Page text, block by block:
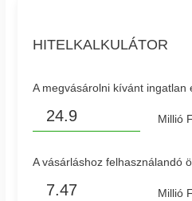
HITELKALKULÁTOR
A megvásárolni kívánt ingatlan
Millió
A vásárláshoz felhasználandó
Millió